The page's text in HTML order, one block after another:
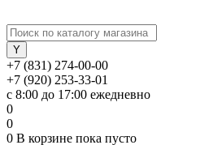
+7 (831) 274-00-00
+7 (920) 253-33-01
с 8:00 до 17:00 ежедневно
0
0
0 В корзине пока пусто